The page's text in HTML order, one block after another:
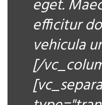
eget.
efficitur
vehicula
[/